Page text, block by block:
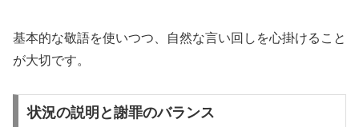
基本的な敬語を使いつつ、自然な言い回しを心掛けること
が大切です。
状況の説明と謝罪のバランス